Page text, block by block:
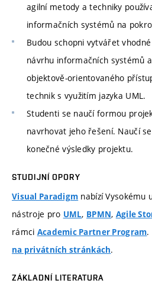
agilní metody a techniky
informačních systémů na
Budou schopni vytvářet
návrhu informačních systémů
objektově-orientovaného
technik s využitím jazyka UML.
Studenti se naučí formou
navrhovat jeho řešení. Naučí
konečné výsledky projektu.
STUDIJNÍ OPORY
Visual Paradigm nabízí Vysokému
nástroje pro UML, BPMN, Agile
rámci Academic Partner Program.
na privátních stránkách.
ZÁKLADNÍ LITERATURA